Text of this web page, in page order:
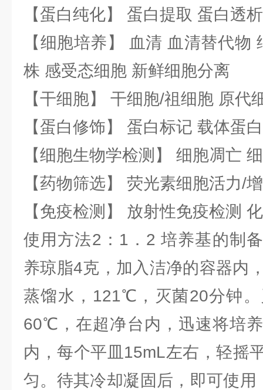
【蛋白纯化】 蛋白提取 蛋白透
【细胞培养】 血清 血清替代物
株 感受态细胞 新鲜细胞分离
【干细胞】 干细胞/祖细胞 原代
【蛋白修饰】 蛋白标记 载体蛋
【细胞生物学检测】 细胞凋亡
【药物筛选】 荧光素细胞活力/
【免疫检测】 放射性免疫检测
使用方法2：1．2 培养基的制
养琼脂4克，加入洁净的容器内
蒸馏水，121℃，灭菌20分钟
60℃，在超净台内，迅速将培
内，每个平皿15mL左右，轻摇
匀。待其冷却凝固后，即可使